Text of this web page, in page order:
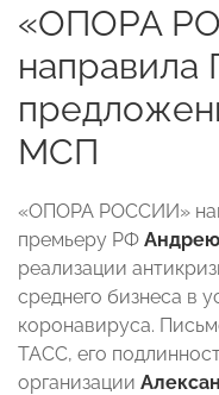
«ОПОРА
направила
МСП
«ОПОРА РОССИИ»
премьеру РФ
реализации
среднего бизнеса в
коронавируса.
ТАСС, его
организации